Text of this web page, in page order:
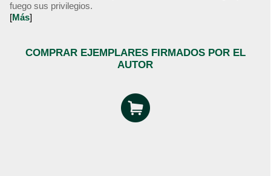
fuego sus privilegios.
[Más]
COMPRAR EJEMPLARES FIRMADOS POR EL
AUTOR